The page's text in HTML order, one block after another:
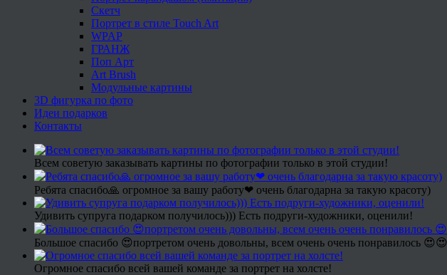
Скетч
Портрет в стиле Touch Art
WPAP
ГРАНЖ
Поп Арт
Art Brush
Модульные картины
3D фигурка по фото
Идеи подарков
Контакты
Всем советую заказывать картины по фотографии только в этой студии!
Ребята спасибо🙏 огромное за вашу работу❤ очень благодарна за такую красоту)
Удивить супруга подарком получилось))) Есть подруги-художники, оценили!
Большое спасибо 😍портретом очень довольны, всем очень очень понравилось 😍😍
Огромное спасибо всей вашей команде за портрет на холсте!